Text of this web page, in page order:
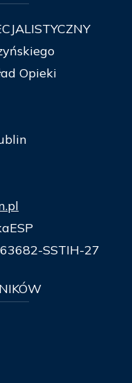
Opieki
SSTIH-27